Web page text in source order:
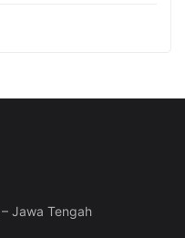
Jawa Tengah